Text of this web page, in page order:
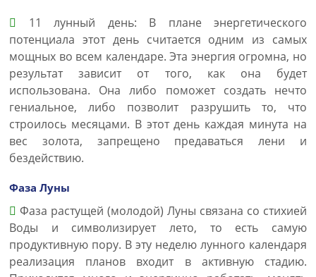
11 лунный день: В плане энергетического
потенциала этот день считается одним из самых
мощных во всем календаре. Эта энергия огромна, но
результат зависит от того, как она будет
использована. Она либо поможет создать нечто
гениальное, либо позволит разрушить то, что
строилось месяцами. В этот день каждая минута на
вес золота, запрещено предаваться лени и
бездействию.
Фаза Луны
Фаза растущей (молодой) Луны связана со стихией
Воды и символизирует лето, то есть самую
продуктивную пору. В эту неделю лунного календаря
реализация планов входит в активную стадию.